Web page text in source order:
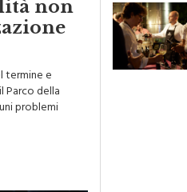
termine e
Parco della
problemi